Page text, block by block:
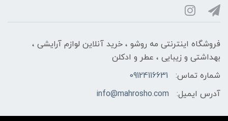
فروشگاه اینترنتی مه‌ رو‌شو ، خرید آنلاین لوازم آرایشی ،
بهداشتی و زیبایی ، عطر و ادکلن
شماره تماس:
09124116631
آدرس ایمیل:
info@mahrosho.com